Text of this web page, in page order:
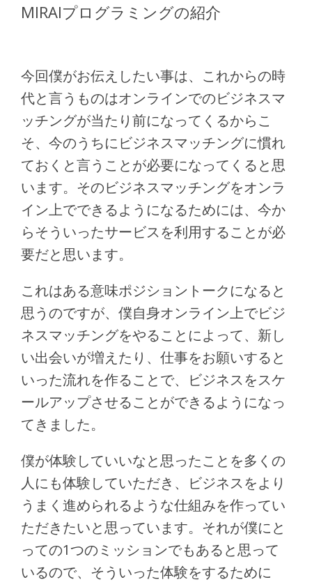
MIRAIプログラミングの紹介
今回僕がお伝えしたい事は、これからの時
代と言うものはオンラインでのビジネスマ
ッチングが当たり前になってくるからこ
そ、今のうちにビジネスマッチングに慣れ
ておくと言うことが必要になってくると思
います。そのビジネスマッチングをオンラ
イン上でできるようになるためには、今か
らそういったサービスを利用することが必
要だと思います。
これはある意味ポジショントークになると
思うのですが、僕自身オンライン上でビジ
ネスマッチングをやることによって、新し
い出会いが増えたり、仕事をお願いすると
いった流れを作ることで、ビジネスをスケ
ールアップさせることができるようになっ
てきました。
僕が体験していいなと思ったことを多くの
人にも体験していただき、ビジネスをより
うまく進められるような仕組みを作ってい
ただきたいと思っています。それが僕にと
っての1つのミッションでもあると思って
いるので、そういった体験をするために